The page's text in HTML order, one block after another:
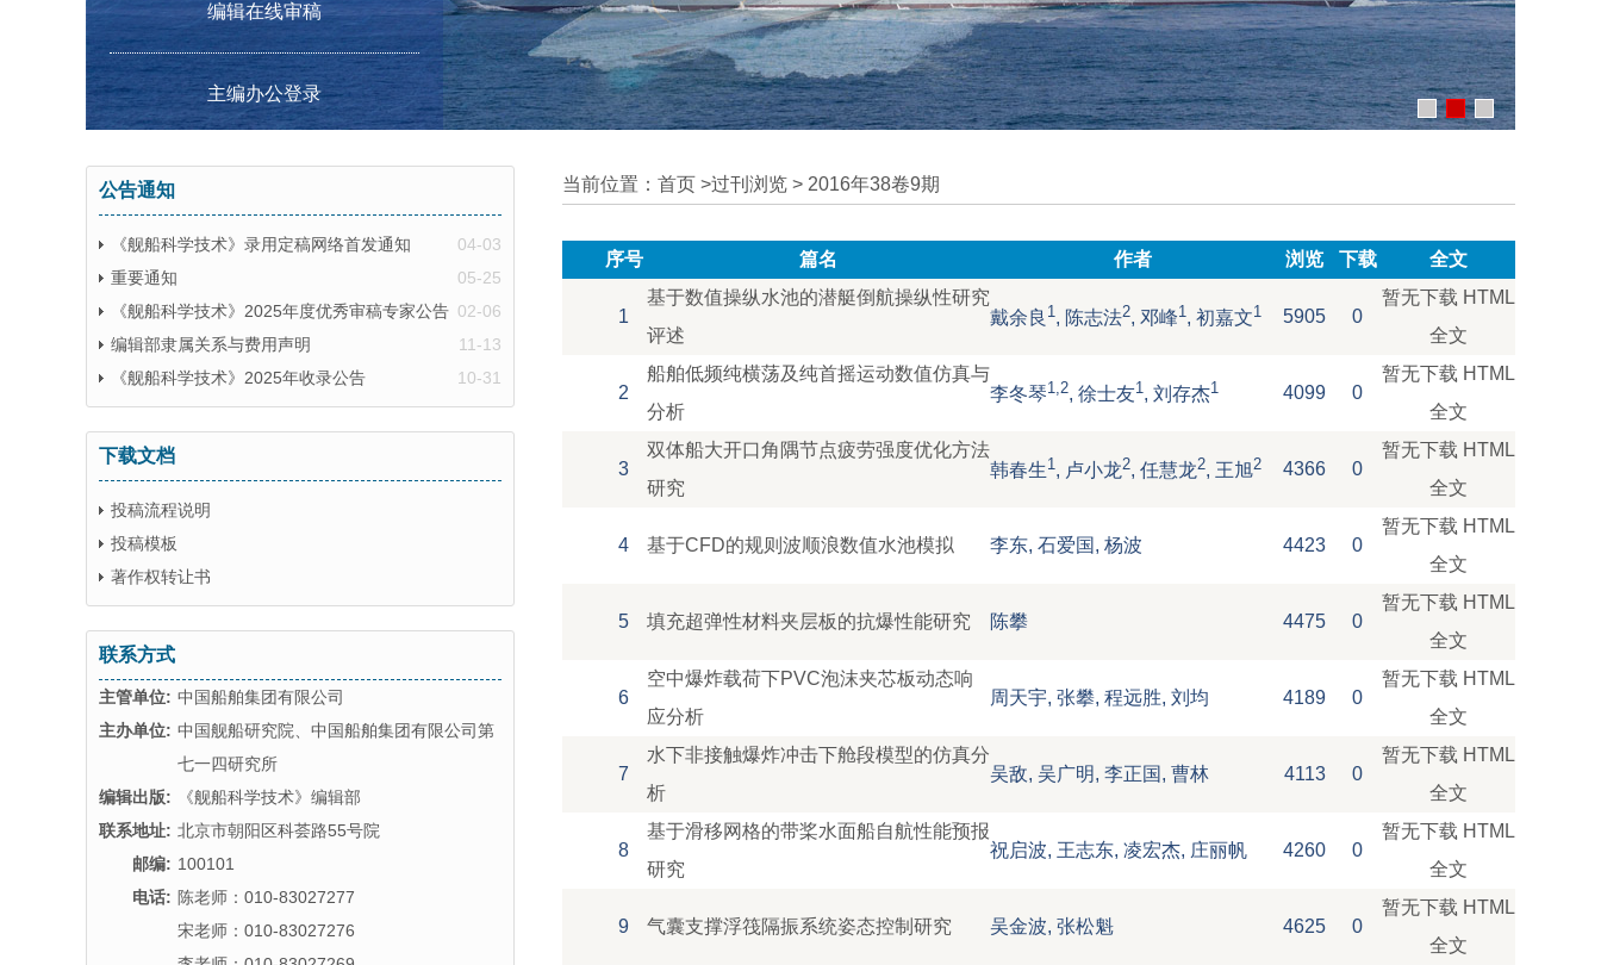
编辑在线审稿
主编办公登录
公告通知
04-03
《舰船科学技术》录用定稿网络首发通知
05-25
重要通知
02-06
《舰船科学技术》2025年度优秀审稿专家公告
11-13
编辑部隶属关系与费用声明
10-31
《舰船科学技术》2025年收录公告
下载文档
投稿流程说明
投稿模板
著作权转让书
联系方式
主管单位: 中国船舶集团有限公司
主办单位: 中国舰船研究院、中国船舶集团有限公司第
七一四研究所
编辑出版:
《舰船科学技术》编辑部
联系地址: 北京市朝阳区科荟路55号院
邮编: 100101
电话: 陈老师：010-83027277
宋老师：010-83027276
当前位置：首页 >过刊浏览 > 2016年38卷9期
序号 篇名 作者 浏览 下载 全文
1
基于数值操纵水池的潜艇倒航操纵性研究
评述
戴余良 1, 陈志法2, 邓峰1, 初嘉文1 5905 0
暂无下载 HTML
全文
2
船舶低频纯横荡及纯首摇运动数值仿真与
分析
李冬琴1,2, 徐士友1, 刘存杰1 4099 0
暂无下载 HTML
全文
3
双体船大开口角隅节点疲劳强度优化方法
研究
韩春生1, 卢小龙2, 任慧龙2, 王旭2 4366 0
暂无下载 HTML
全文
4 基于CFD的规则波顺浪数值水池模拟 李东, 石爱国, 杨波 4423 0
暂无下载 HTML
全文
5 填充超弹性材料夹层板的抗爆性能研究 陈攀 4475 0
暂无下载 HTML
全文
6
空中爆炸载荷下PVC泡沫夹芯板动态响
应分析
周天宇, 张攀, 程远胜, 刘均 4189 0
暂无下载 HTML
全文
7
水下非接触爆炸冲击下舱段模型的仿真分
析
吴敌, 吴广明, 李正国, 曹林 4113 0
暂无下载 HTML
全文
8
基于滑移网格的带桨水面船自航性能预报
研究
祝启波, 王志东, 凌宏杰, 庄丽帆 4260 0
暂无下载 HTML
全文
9 气囊支撑浮筏隔振系统姿态控制研究 吴金波, 张松魁 4625 0
暂无下载 HTML
全文